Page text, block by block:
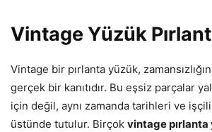
Vintage Yüzük
Vintage bir pırlanta yüzük,
gerçek bir kanıtıdır. Bu eşsiz parçalar
için değil, aynı zamanda tarihleri ve
üstünde tutulur. Birçok vintage pırlanta